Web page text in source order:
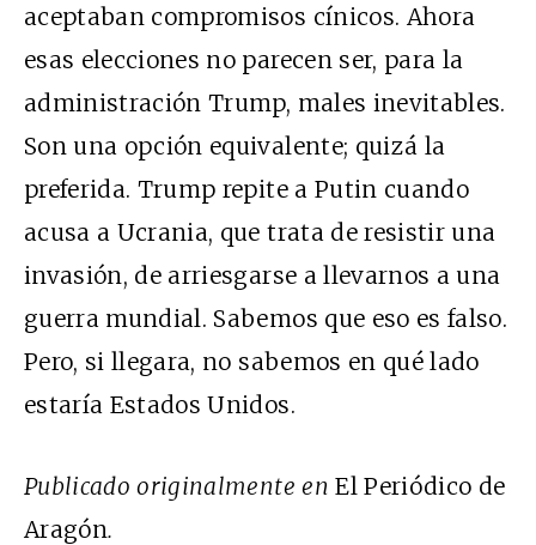
aceptaban compromisos cínicos. Ahora
esas elecciones no parecen ser, para la
administración Trump, males inevitables.
Son una opción equivalente; quizá la
preferida. Trump repite a Putin cuando
acusa a Ucrania, que trata de resistir una
invasión, de arriesgarse a llevarnos a una
guerra mundial. Sabemos que eso es falso.
Pero, si llegara, no sabemos en qué lado
estaría Estados Unidos.
Publicado originalmente enEl Periódico de
Aragón.